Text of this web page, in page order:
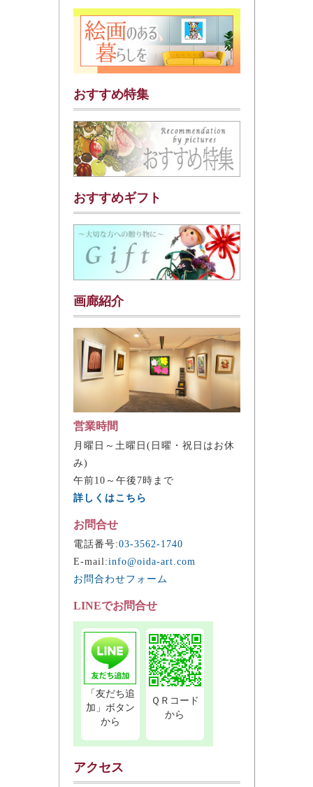
おすすめ特集
おすすめギフト
画廊紹介
営業時間
月曜日～土曜日(日曜・祝日はお休
み)
午前10～午後7時まで
詳しくはこちら
お問合せ
電話番号:03-3562-1740
E-mail:info@oida-art.com
お問合わせフォーム
LINEでお問合せ
「友だち追
加」ボタン
から
ＱＲコード
から
アクセス